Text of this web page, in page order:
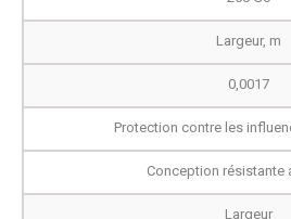
Largeur, m
0,0017
Protection contre les
Conception résistante
Largeur